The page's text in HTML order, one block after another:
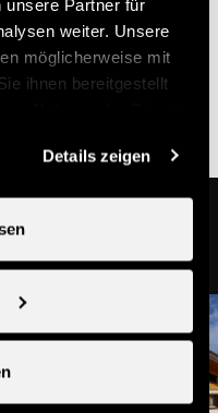
unsere Partner für
weiter. Unsere
möglicherweise mit
ihnen bereitgestellt
Details zeigen